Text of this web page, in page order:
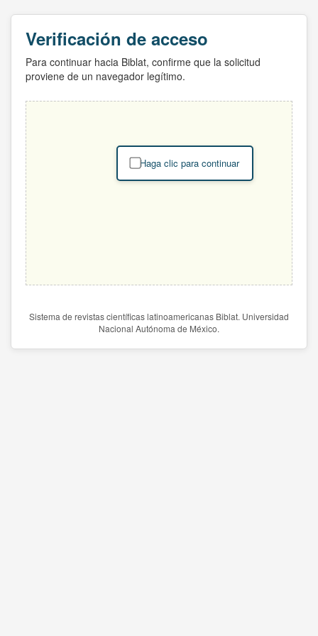
Verificación de acceso
Para continuar hacia Biblat, confirme que la solicitud
proviene de un navegador legítimo.
Haga clic para continuar
Sistema de revistas científicas latinoamericanas Biblat. Universidad
Nacional Autónoma de México.